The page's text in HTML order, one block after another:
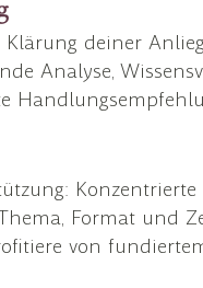
Klärung deiner
Analyse,
Format und
von